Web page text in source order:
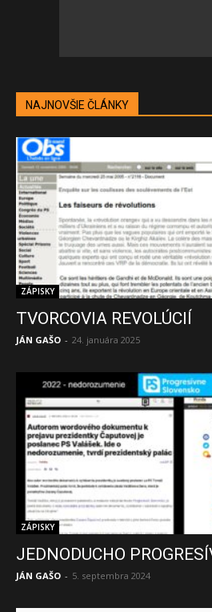
NAJNOVŠIE ČLÁNKY
ZÁPISKY
TVORCOVIA REVOLÚCIÍ
JÁN GAŠO - 24. januára 2025
ZÁPISKY
JEDNODUCHO
JÁN GAŠO - 5. septembra 2024